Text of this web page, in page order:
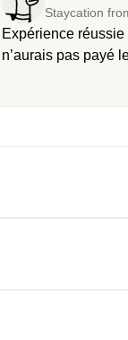
Staycation
Expérience
n’aurais pas payé
prestations ne